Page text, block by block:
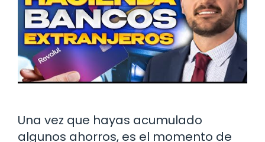
Una vez que hayas acumulado
algunos ahorros, es el momento de